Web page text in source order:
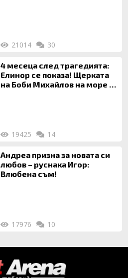
21014 30
4 месеца след трагедията:
Елинор се показа! Щерката
на Боби Михайлов на море с
19425 14
Андреа призна за новата си
любов – руснака Игор:
Влюбена съм!
17976 10